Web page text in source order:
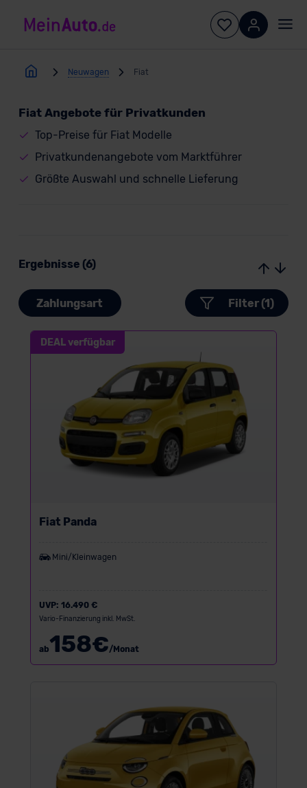
Neuwagen Fiat
Fiat Angebote für Privatkunden
Top-Preise für Fiat Modelle
Privatkundenangebote vom Marktführer
Größte Auswahl und schnelle Lieferung
Ergebnisse (6)
Zahlungsart Filter (1)
DEAL verfügbar
Fiat Panda
Mini/Kleinwagen
UVP: 16.490 €
Vario-Finanzierung inkl. MwSt.
ab158€/Monat